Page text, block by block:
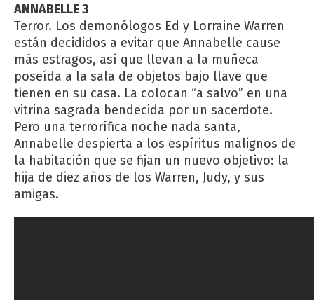
ANNABELLE 3
Terror. Los demonólogos Ed y Lorraine Warren
están decididos a evitar que Annabelle cause
más estragos, así que llevan a la muñeca
poseída a la sala de objetos bajo llave que
tienen en su casa. La colocan “a salvo” en una
vitrina sagrada bendecida por un sacerdote.
Pero una terrorífica noche nada santa,
Annabelle despierta a los espíritus malignos de
la habitación que se fijan un nuevo objetivo: la
hija de diez años de los Warren, Judy, y sus
amigas.